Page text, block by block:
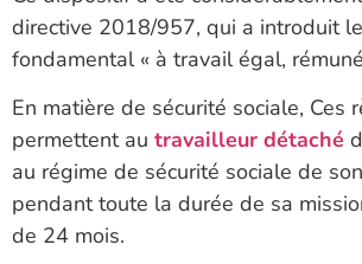
directive 2018/957, qui a introduit
fondamental « à travail égal,
En matière de sécurité sociale, Ces
permettent au travailleur détaché
au régime de sécurité sociale de
pendant toute la durée de sa
de 24 mois.